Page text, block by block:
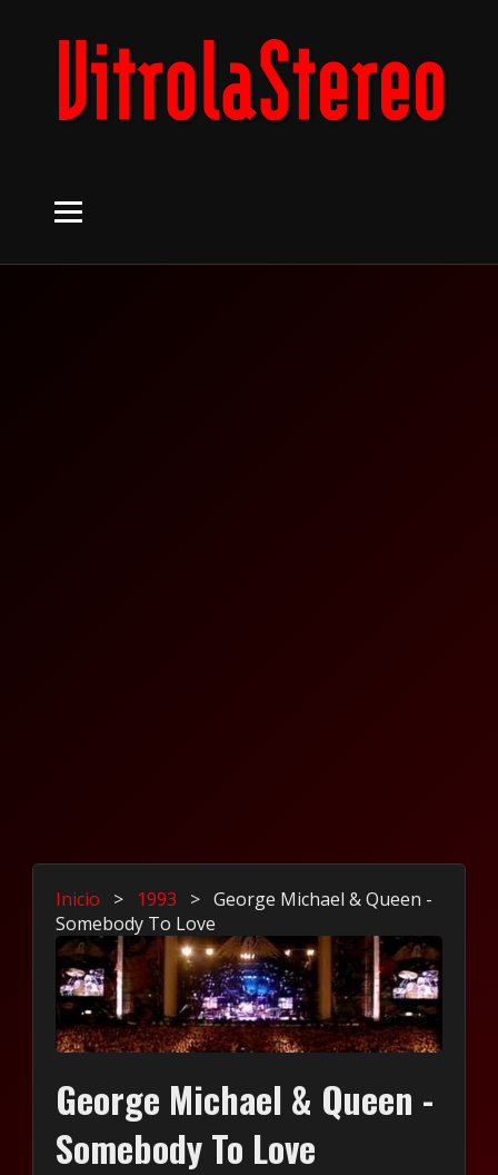
Inicio > 1993 > George Michael & Queen -
Somebody To Love
George Michael & Queen -
Somebody To Love